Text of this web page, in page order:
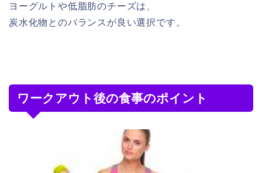
ヨーグルトや低脂肪のチーズは、
炭水化物とのバランスが良い選択です。
ワークアウト後の食事のポイント